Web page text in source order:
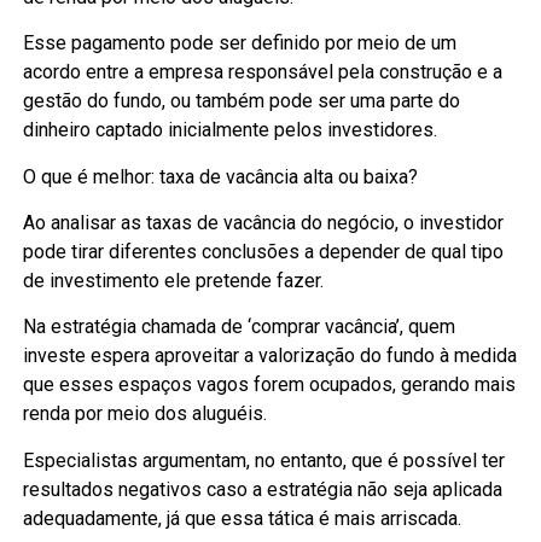
Esse pagamento pode ser definido por meio de um
acordo entre a empresa responsável pela construção e a
gestão do fundo, ou também pode ser uma parte do
dinheiro captado inicialmente pelos investidores.
O que é melhor: taxa de vacância alta ou baixa?
Ao analisar as taxas de vacância do negócio, o investidor
pode tirar diferentes conclusões a depender de qual tipo
de investimento ele pretende fazer.
Na estratégia chamada de ‘comprar vacância’, quem
investe espera aproveitar a valorização do fundo à medida
que esses espaços vagos forem ocupados, gerando mais
renda por meio dos aluguéis.
Especialistas argumentam, no entanto, que é possível ter
resultados negativos caso a estratégia não seja aplicada
adequadamente, já que essa tática é mais arriscada.